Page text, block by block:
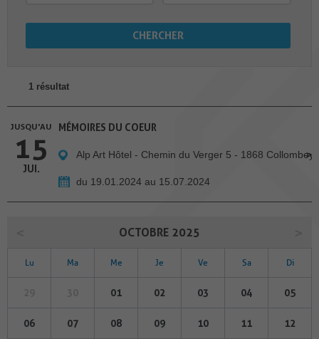
1 résultat
JUSQU'AU
15
JUI.
MÉMOIRES DU COEUR
Alp Art Hôtel - Chemin du Verger 5 - 1868 Collombey
du 19.01.2024 au 15.07.2024
OCTOBRE 2025
Lu Ma Me Je Ve Sa Di
01 02 03 04 05
06 07 08 09 10 11 12